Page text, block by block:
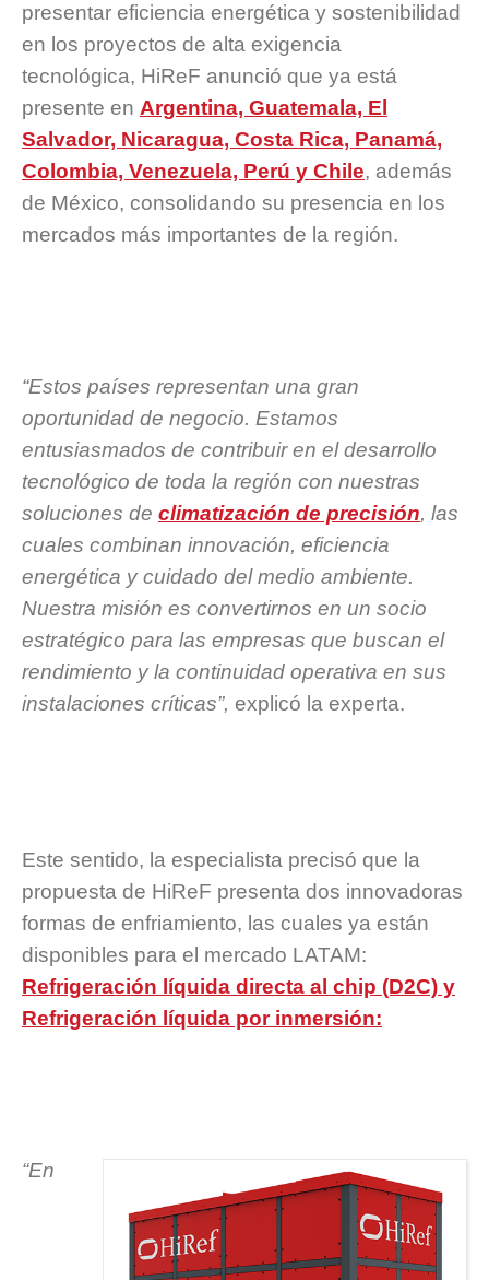
presentar eficiencia energética y sostenibilidad
en los proyectos de alta exigencia
tecnológica, HiReF anunció que ya está
presente en Argentina, Guatemala, El
Salvador, Nicaragua, Costa Rica, Panamá,
Colombia, Venezuela, Perú y Chile, además
de México, consolidando su presencia en los
mercados más importantes de la región.
“Estos países representan una gran
oportunidad de negocio. Estamos
entusiasmados de contribuir en el desarrollo
tecnológico de toda la región con nuestras
soluciones de climatización de precisión, las
cuales combinan innovación, eficiencia
energética y cuidado del medio ambiente.
Nuestra misión es convertirnos en un socio
estratégico para las empresas que buscan el
rendimiento y la continuidad operativa en sus
instalaciones críticas”, explicó la experta.
Este sentido, la especialista precisó que la
propuesta de HiReF presenta dos innovadoras
formas de enfriamiento, las cuales ya están
disponibles para el mercado LATAM:
Refrigeración líquida directa al chip (D2C) y
Refrigeración líquida por inmersión:
“En